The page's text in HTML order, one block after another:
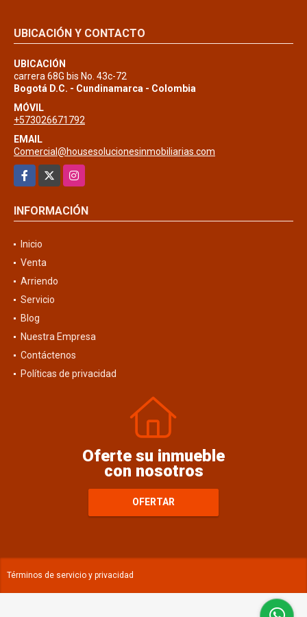
UBICACIÓN Y CONTACTO
UBICACIÓN
carrera 68G bis No. 43c-72
Bogotá D.C. - Cundinamarca - Colombia
MÓVIL
+573026671792
EMAIL
Comercial@housesolucionesinmobiliarias.com
Facebook
Instagram
INFORMACIÓN
Inicio
Venta
Arriendo
Servicio
Blog
Nuestra Empresa
Contáctenos
Políticas de privacidad
Oferte su inmueble
con nosotros
OFERTAR
Términos de servicio y privacidad